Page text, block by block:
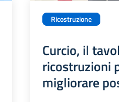
Ricostruzione
Curcio, il
ricostruzioni
migliorare